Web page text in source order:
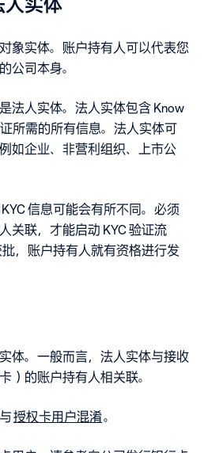
象实体。账户持有人可以代表您
公司本身。
法人实体。法人实体包含 Know
证所需的所有信息。法人实体可
如企业、非营利组织、上市公
信息可能会有所不同。必须
关联，才能启动 KYC 验证流
，账户持有人就有资格进行发
体。一般而言，法人实体与接收
）的账户持有人相关联。
授权卡用户混淆。